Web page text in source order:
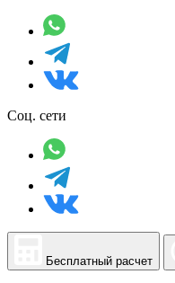
Соц. сети
Бесплатный расчет